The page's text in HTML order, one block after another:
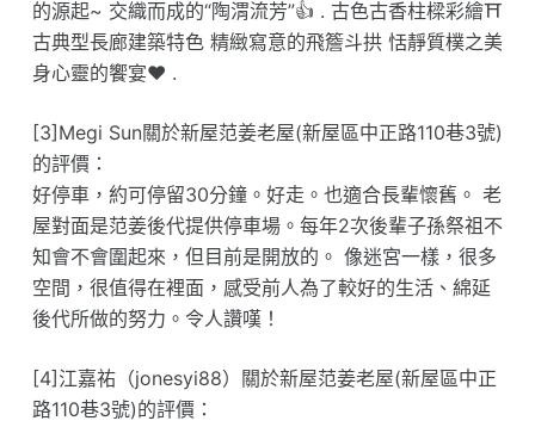
的源起~ 交織而成的“陶渭流芳”👍 . 古色古香柱樑彩繪⛩️
古典型長廊建築特色 精緻寫意的飛簷斗拱 恬靜質樸之美
身心靈的饗宴❤️ .
[3]Megi Sun關於新屋范姜老屋(新屋區中正路110巷3號)
的評價：
好停車，約可停留30分鐘。好走。也適合長輩懷舊。 老
屋對面是范姜後代提供停車場。每年2次後輩子孫祭祖不
知會不會圍起來，但目前是開放的。 像迷宮一樣，很多
空間，很值得在裡面，感受前人為了較好的生活、綿延
後代所做的努力。令人讚嘆！
[4]江嘉祐（jonesyi88）關於新屋范姜老屋(新屋區中正
路110巷3號)的評價：